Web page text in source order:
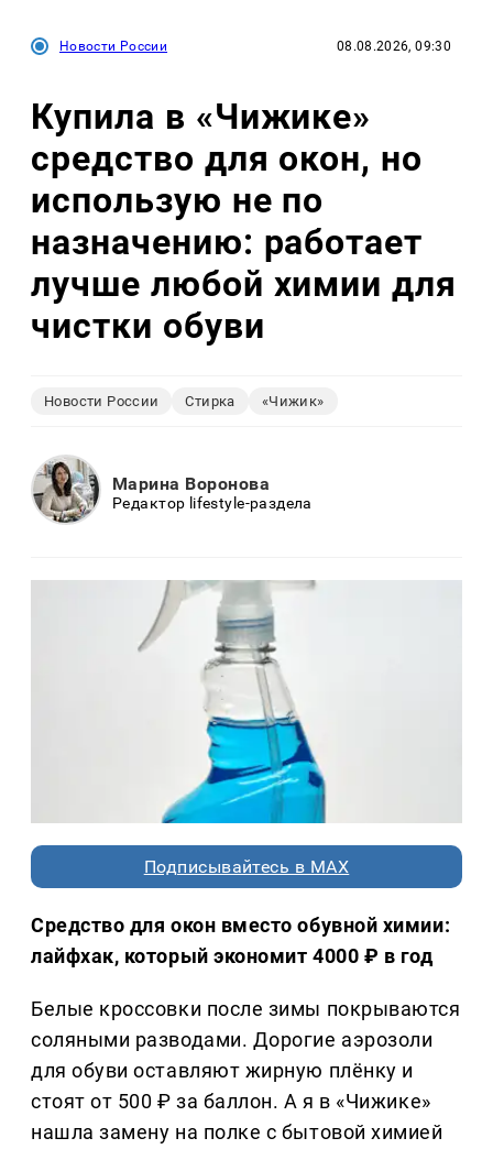
Новости России 08.08.2026, 09:30
Купила в «Чижике»
средство для окон, но
использую не по
назначению: работает
лучше любой химии для
чистки обуви
Новости России Стирка «Чижик»
Марина Воронова
Редактор lifestyle-раздела
Подписывайтесь в MAX
Средство для окон вместо обувной химии:
лайфхак, который экономит 4000 ₽ в год
Белые кроссовки после зимы покрываются
соляными разводами. Дорогие аэрозоли
для обуви оставляют жирную плёнку и
стоят от 500 ₽ за баллон. А я в «Чижике»
нашла замену на полке с бытовой химией